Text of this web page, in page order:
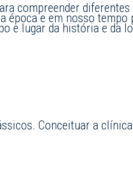
compreender
época e em nosso tempo
e lugar da história e da
Conceituar a